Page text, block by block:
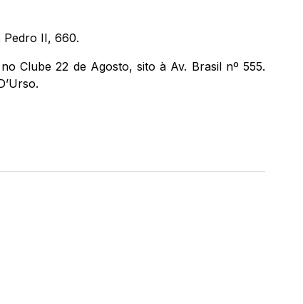
Pedro II, 660.
Clube 22 de Agosto, sito à Av. Brasil nº 555.